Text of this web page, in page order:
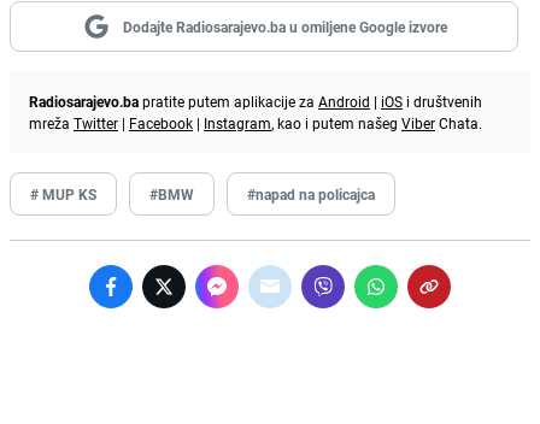
Dodajte Radiosarajevo.ba u omiljene Google izvore
Radiosarajevo.bapratite putem aplikacije za Android | iOS i društvenih
mreža Twitter | Facebook | Instagram, kao i putem našeg ViberChata.
# MUP KS #BMW #napad na policajca